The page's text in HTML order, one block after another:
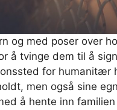
og med poser over
å tvinge dem til å
for humanitær
men også sine
å hente inn